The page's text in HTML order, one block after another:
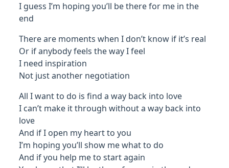
I guess I’m hoping you’ll be there for me in the
end
There are moments when I don’t know if it’s real
Or if anybody feels the way I feel
I need inspiration
Not just another negotiation
All I want to do is find a way back into love
I can’t make it through without a way back into
love
And if I open my heart to you
I’m hoping you’ll show me what to do
And if you help me to start again